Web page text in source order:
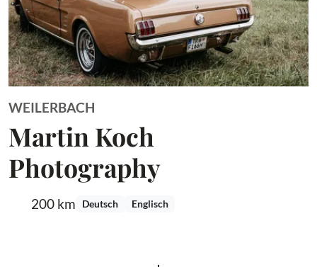
WEILERBACH
Martin Koch
Photography
200 km Deutsch Englisch